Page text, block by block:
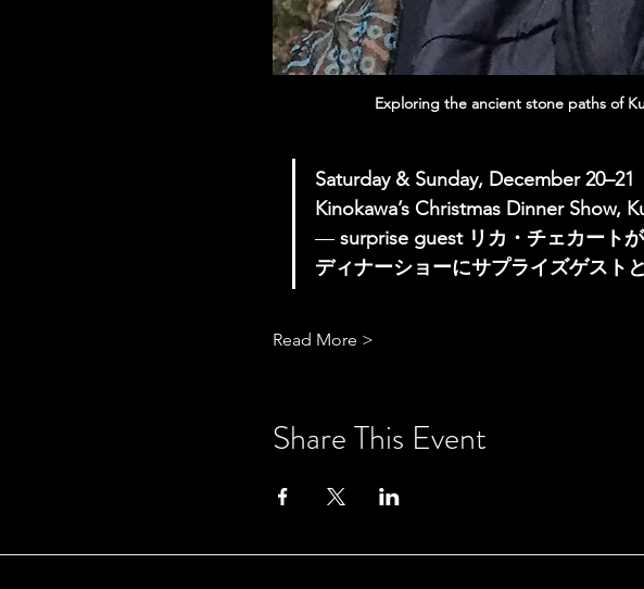
Exploring the ancient stone paths of
Saturday & Sunday, December
Kinokawa’s Christmas Dinner Show,
— surprise guest リカ・チェカート
ディナーショーにサプライズゲスト
Read More >
Share This Event